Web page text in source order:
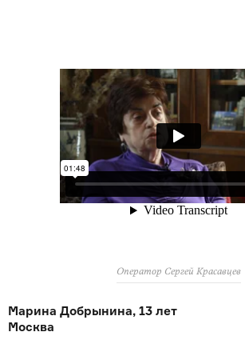
Оператор Сергей Красавцев
Марина Добрынина, 13 лет
Москва